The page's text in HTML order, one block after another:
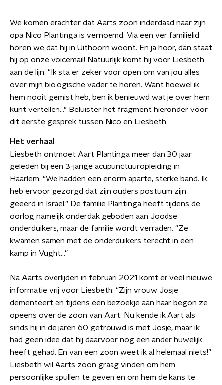
We komen erachter dat Aarts zoon inderdaad naar zijn
opa Nico Plantinga is vernoemd. Via een ver familielid
horen we dat hij in Uithoorn woont. En ja hoor, dan staat
hij op onze voicemail! Natuurlijk komt hij voor Liesbeth
aan de lijn: "Ik sta er zeker voor open om van jou alles
over mijn biologische vader te horen. Want hoewel ik
hem nooit gemist heb, ben ik benieuwd wat je over hem
kunt vertellen..." Beluister het fragment hieronder voor
dit eerste gesprek tussen Nico en Liesbeth.
Het verhaal
Liesbeth ontmoet Aart Plantinga meer dan 30 jaar
geleden bij een 3-jarige acupunctuuropleiding in
Haarlem: “We hadden een enorm aparte, sterke band. Ik
heb ervoor gezorgd dat zijn ouders postuum zijn
geëerd in Israël.” De familie Plantinga heeft tijdens de
oorlog namelijk onderdak geboden aan Joodse
onderduikers, maar de familie wordt verraden. “Ze
kwamen samen met de onderduikers terecht in een
kamp in Vught...”
Na Aarts overlijden in februari 2021 komt er veel nieuwe
informatie vrij voor Liesbeth: “Zijn vrouw Josje
dementeert en tijdens een bezoekje aan haar begon ze
opeens over de zoon van Aart. Nu kende ik Aart als
sinds hij in de jaren 60 getrouwd is met Josje, maar ik
had geen idee dat hij daarvoor nog een ander huwelijk
heeft gehad. En van een zoon weet ik al helemaal niets!”
Liesbeth wil Aarts zoon graag vinden om hem
persoonlijke spullen te geven en om hem de kans te